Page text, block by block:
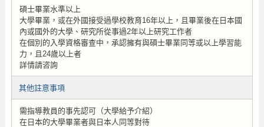
碩士畢業水準以上
大學畢業，或在外國接受過學校教育16年以上，且畢業後在日本國
內或國外的大學、研究所從事過2年以上研究工作者
在個別的入學資格審查中，承認擁有與碩士畢業同等或以上學習能
力，且24歲以上者
詳情請咨詢
其他註意事項
需指導教員的事先認可（大學給予介紹）
在日本的大學畢業者與日本人同等對待